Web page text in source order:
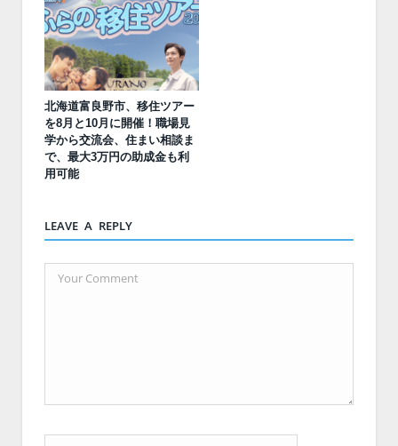
北海道富良野市、移住ツアー
を8月と10月に開催！職場見
学から交流会、住まい相談ま
で、最大3万円の助成金も利
用可能
LEAVE A REPLY